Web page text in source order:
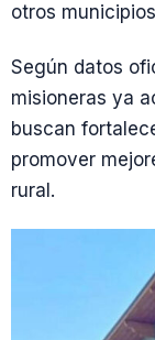
otros
Según datos
misioneras ya
buscan
promover
rural.